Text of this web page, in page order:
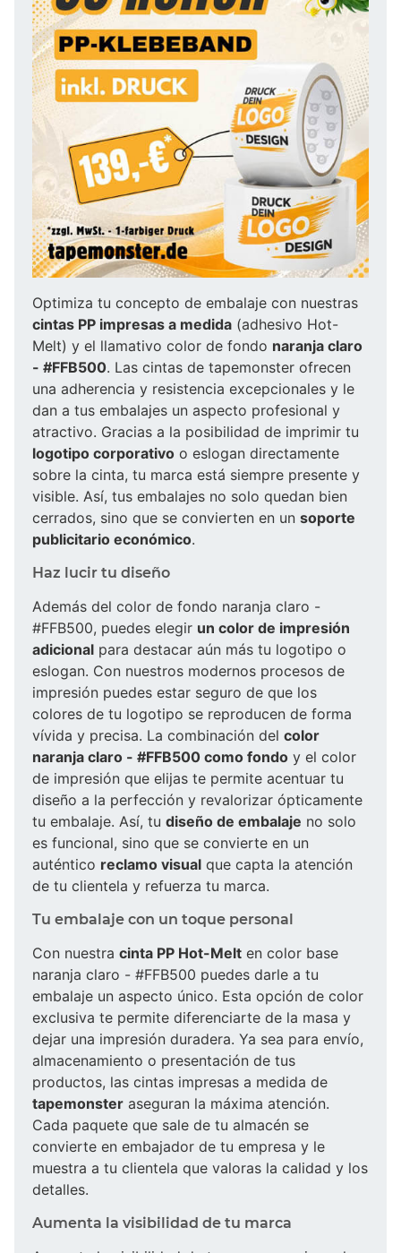
Optimiza tu concepto de embalaje con nuestras
cintas PP impresas a medida (adhesivo Hot-
Melt) y el llamativo color de fondo naranja claro
- #FFB500. Las cintas de tapemonster ofrecen
una adherencia y resistencia excepcionales y le
dan a tus embalajes un aspecto profesional y
atractivo. Gracias a la posibilidad de imprimir tu
logotipo corporativo o eslogan directamente
sobre la cinta, tu marca está siempre presente y
visible. Así, tus embalajes no solo quedan bien
cerrados, sino que se convierten en un soporte
publicitario económico.
Haz lucir tu diseño
Además del color de fondo naranja claro -
#FFB500, puedes elegir un color de impresión
adicional para destacar aún más tu logotipo o
eslogan. Con nuestros modernos procesos de
impresión puedes estar seguro de que los
colores de tu logotipo se reproducen de forma
vívida y precisa. La combinación del color
naranja claro - #FFB500 como fondo y el color
de impresión que elijas te permite acentuar tu
diseño a la perfección y revalorizar ópticamente
tu embalaje. Así, tu diseño de embalaje no solo
es funcional, sino que se convierte en un
auténtico reclamo visual que capta la atención
de tu clientela y refuerza tu marca.
Tu embalaje con un toque personal
Con nuestra cinta PP Hot-Melt en color base
naranja claro - #FFB500 puedes darle a tu
embalaje un aspecto único. Esta opción de color
exclusiva te permite diferenciarte de la masa y
dejar una impresión duradera. Ya sea para envío,
almacenamiento o presentación de tus
productos, las cintas impresas a medida de
tapemonster aseguran la máxima atención.
Cada paquete que sale de tu almacén se
convierte en embajador de tu empresa y le
muestra a tu clientela que valoras la calidad y los
detalles.
Aumenta la visibilidad de tu marca